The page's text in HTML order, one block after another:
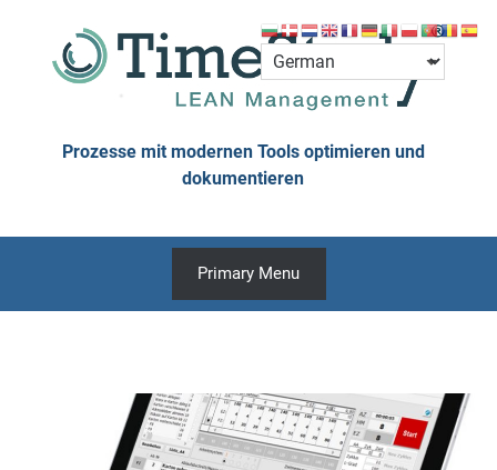
content
Prozesse mit modernen Tools optimieren und
dokumentieren
Primary Menu